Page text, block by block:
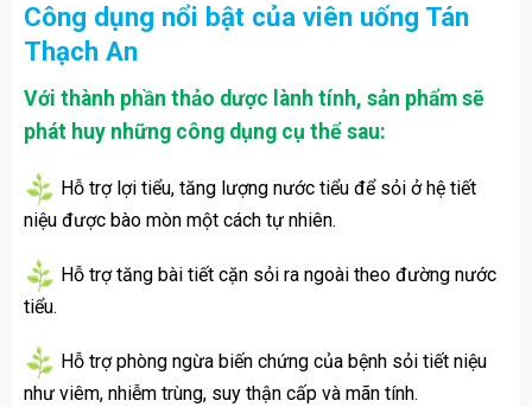
Công dụng nổi bật của viên uống Tán
Thạch An
Với thành phần thảo dược lành tính, sản phẩm sẽ
phát huy những công dụng cụ thể sau:
Hỗ trợ lợi tiểu, tăng lượng nước tiểu để sỏi ở hệ tiết
niệu được bào mòn một cách tự nhiên.
Hỗ trợ tăng bài tiết cặn sỏi ra ngoài theo đường nước
tiểu.
Hỗ trợ phòng ngừa biến chứng của bệnh sỏi tiết niệu
như viêm, nhiễm trùng, suy thận cấp và mãn tính.